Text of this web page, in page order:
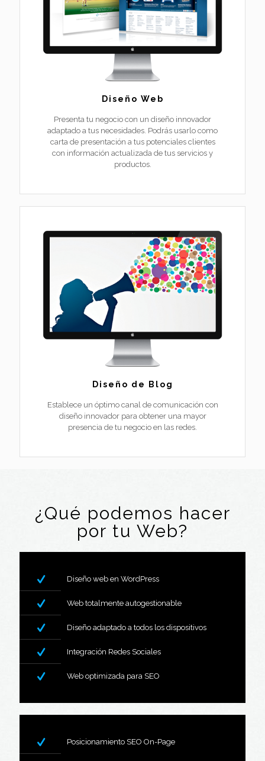
Diseño Web
Presenta tu negocio con un diseño innovador
adaptado a tus necesidades. Podrás usarlo como
carta de presentación a tus potenciales clientes
con información actualizada de tus servicios y
productos.
Diseño de Blog
Establece un óptimo canal de comunicación con
diseño innovador para obtener una mayor
presencia de tu negocio en las redes.
¿Qué podemos hacer
por tu Web?
Diseño web en WordPress
Web totalmente autogestionable
Diseño adaptado a todos los dispositivos
Integración Redes Sociales
Web optimizada para SEO
Posicionamiento SEO On-Page